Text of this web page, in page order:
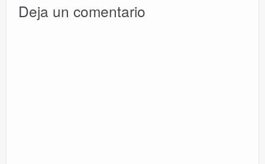
Deja un comentario